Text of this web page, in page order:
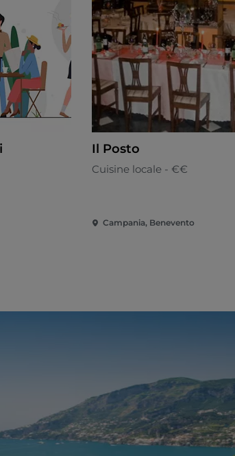
Il Posto
Cuisine locale - €€
Campania, Benevento